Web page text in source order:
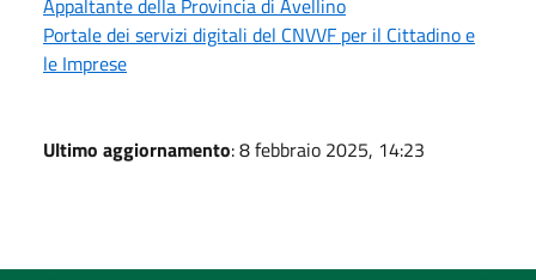
Portale dei servizi digitali del CNVVF per il Cittadino e
le Imprese
Ultimo aggiornamento: 8 febbraio 2025, 14:23